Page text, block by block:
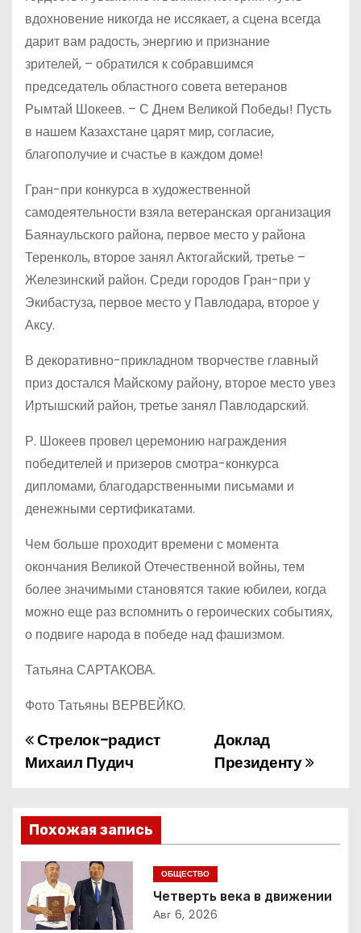
вдохновение никогда не иссякает, а сцена всегда
дарит вам радость, энергию и признание
зрителей, – обратился к собравшимся
председатель областного совета ветеранов
Рымтай Шокеев. – С Днем Великой Победы! Пусть
в нашем Казахстане царят мир, согласие,
благополучие и счастье в каждом доме!
Гран-при конкурса в художественной
самодеятельности взяла ветеранская организация
Баянаульского района, первое место у района
Теренколь, второе занял Актогайский, третье –
Железинский район. Среди городов Гран-при у
Экибастуза, первое место у Павлодара, второе у
Аксу.
В декоративно-прикладном творчестве главный
приз достался Майскому району, второе место увез
Иртышский район, третье занял Павлодарский.
Р. Шокеев провел церемонию награждения
победителей и призеров смотра-конкурса
дипломами, благодарственными письмами и
денежными сертификатами.
Чем больше проходит времени с момента
окончания Великой Отечественной войны, тем
более значимыми становятся такие юбилеи, когда
можно еще раз вспомнить о героических событиях,
о подвиге народа в победе над фашизмом.
Татьяна САРТАКОВА.
Фото Татьяны ВЕРВЕЙКО.
Н
в
и
г
а
Доклад
Президенту
Стрелок-радист
Михаил Пудич
Похожая запись
ОБЩЕСТВО
Четверть века в движении
Авг 6, 2026